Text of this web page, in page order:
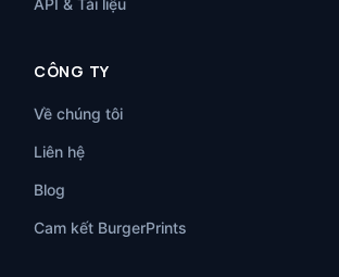
CÔNG TY
Về chúng tôi
Liên hệ
Blog
Cam kết BurgerPrints